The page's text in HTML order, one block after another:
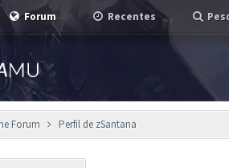
Forum Recentes
Forum Perfil de zSantana